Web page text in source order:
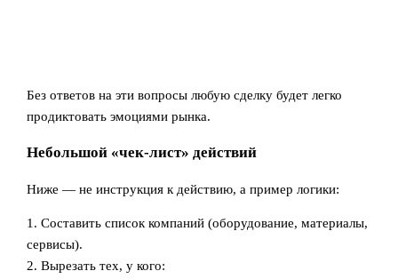
Без ответов на эти вопросы любую сделку будет легко
продиктовать эмоциями рынка.
Небольшой «чек-лист» действий
Ниже — не инструкция к действию, а пример логики:
1. Составить список компаний (оборудование, материалы,
сервисы).
2. Вырезать тех, у кого: